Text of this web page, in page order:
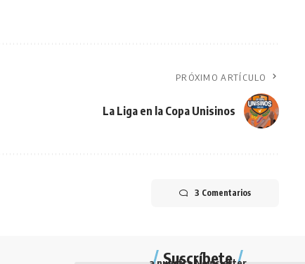
PRÓXIMO ARTÍCULO
La Liga en la Copa Unisinos
3 Comentarios
Suscríbete